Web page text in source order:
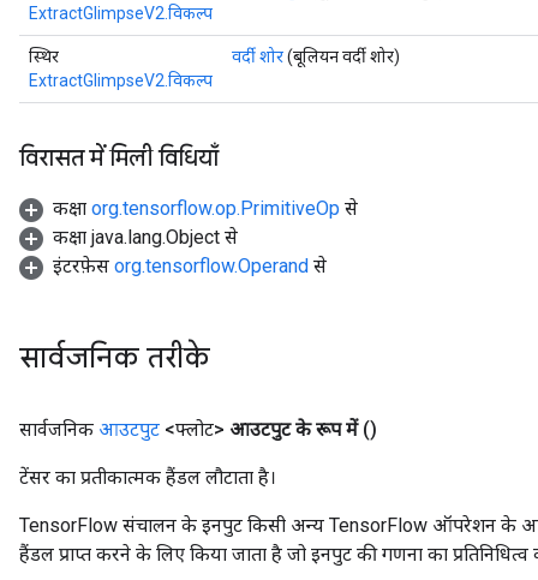
ExtractGlimpseV2.विकल्प
स्थिर
ExtractGlimpseV2.विकल्प
वर्दी शोर(बूलियन वर्दी शोर)
विरासत में मिली विधियाँ
कक्षा org.tensorflow.op.PrimitiveOp से
कक्षा java.lang.Object से
इंटरफ़ेस org.tensorflow.Operand से
सार्वजनिक तरीके
सार्वजनिक आउटपुट <फ्लोट> आउटपुट के रूप में ()
टेंसर का प्रतीकात्मक हैंडल लौटाता है।
TensorFlow संचालन के इनपुट किसी अन्य TensorFlow ऑपरेशन के
हैंडल प्राप्त करने के लिए किया जाता है जो इनपुट की गणना का प्रतिनिधित्व